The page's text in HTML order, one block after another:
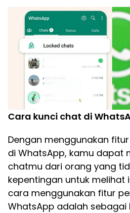
Cara kunci chat di
Dengan menggunakan
di WhatsApp, kamu dapat
chatmu dari orang yang
kepentingan untuk melihat
cara menggunakan fitur
WhatsApp adalah sebagai